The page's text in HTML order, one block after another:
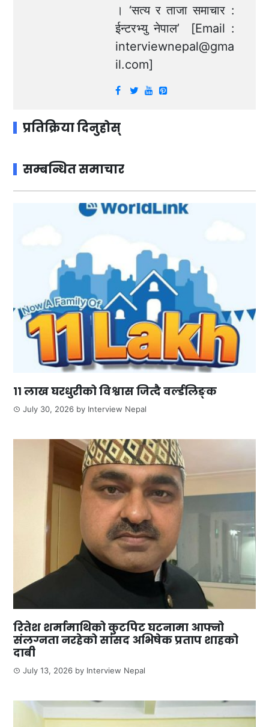
। ‘सत्य र ताजा समाचार :
ईन्टरभ्यु नेपाल’ [Email :
interviewnepal@gma
il.com]
प्रतिक्रिया दिनुहोस्
सम्बन्धित समाचार
११ लाख घरधुरीको विश्वास जित्दै वर्ल्डलिङ्क
July 30, 2026 by Interview Nepal
रितेश शर्मामाथिको कुटपिट घटनामा आफ्नो
संलग्नता नरहेको सांसद अभिषेक प्रताप शाहको
दाबी
July 13, 2026 by Interview Nepal